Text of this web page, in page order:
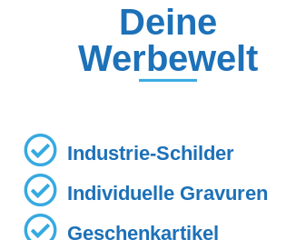
Deine
Werbewelt
Industrie-Schilder
Individuelle Gravuren
Geschenkartikel